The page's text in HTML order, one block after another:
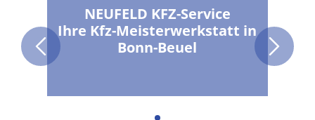
NEUFELD KFZ-Service
Ihre Kfz-Meisterwerkstatt in
Bonn-Beuel